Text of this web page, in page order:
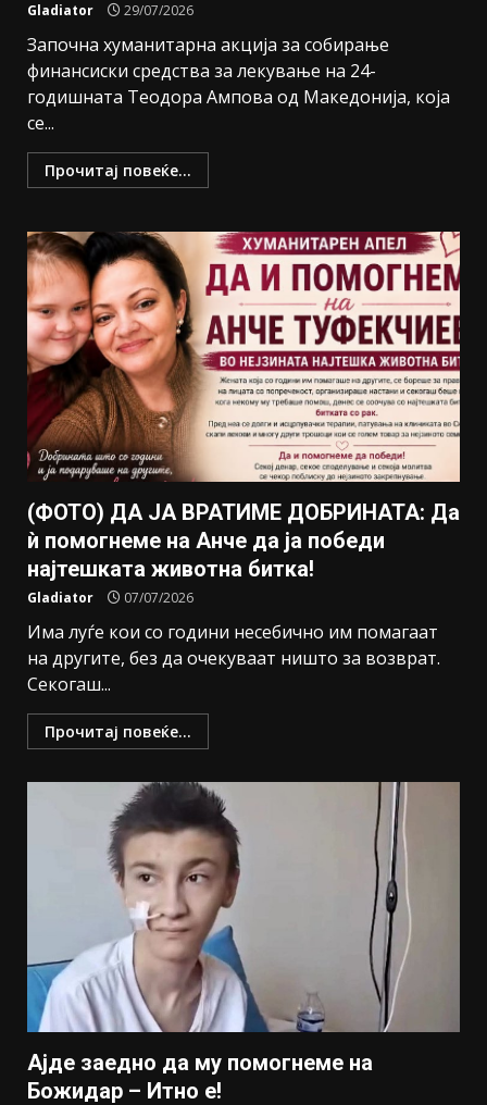
Gladiator 29/07/2026
Започна хуманитарна акција за собирање
финансиски средства за лекување на 24-
годишната Теодора Ампова од Македонија, која
се...
Прочитај повеќе...
(ФОТО) ДА ЈА ВРАТИМЕ ДОБРИНАТА: Да
ѝ помогнеме на Анче да ја победи
најтешката животна битка!
Gladiator 07/07/2026
Има луѓе кои со години несебично им помагаат
на другите, без да очекуваат ништо за возврат.
Секогаш...
Прочитај повеќе...
Ајде заедно да му помогнеме на
Божидар – Итно е!